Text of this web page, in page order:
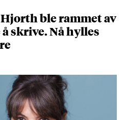
ble rammet av
skrive. Nå hylles